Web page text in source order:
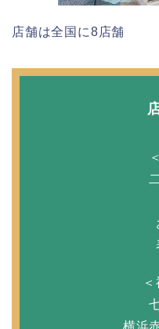
店舗は全国に8店舗